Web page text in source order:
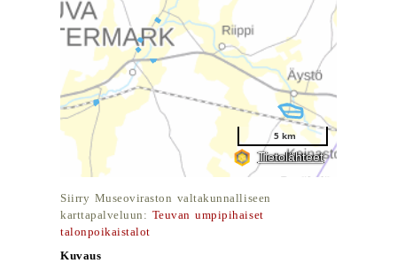
Siirry Museoviraston valtakunnalliseen
karttapalveluun: Teuvan umpipihaiset
talonpoikaistalot
Kuvaus